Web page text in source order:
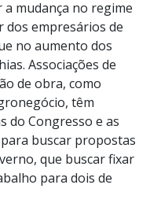
mudança no regime
empresários de
no aumento dos
Associações de
de obra, como
têm
do Congresso e as
buscar propostas
que buscar fixar
para dois de